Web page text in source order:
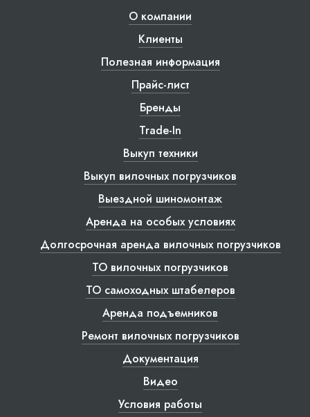
О компании
Клиенты
Полезная информация
Прайс-лист
Бренды
Trade-In
Выкуп техники
Выкуп вилочных погрузчиков
Выездной шиномонтаж
Аренда на особых условиях
Долгосрочная аренда вилочных погрузчиков
ТО вилочных погрузчиков
ТО самоходных штабелеров
Аренда подъемников
Ремонт вилочных погрузчиков
Документация
Видео
Условия работы